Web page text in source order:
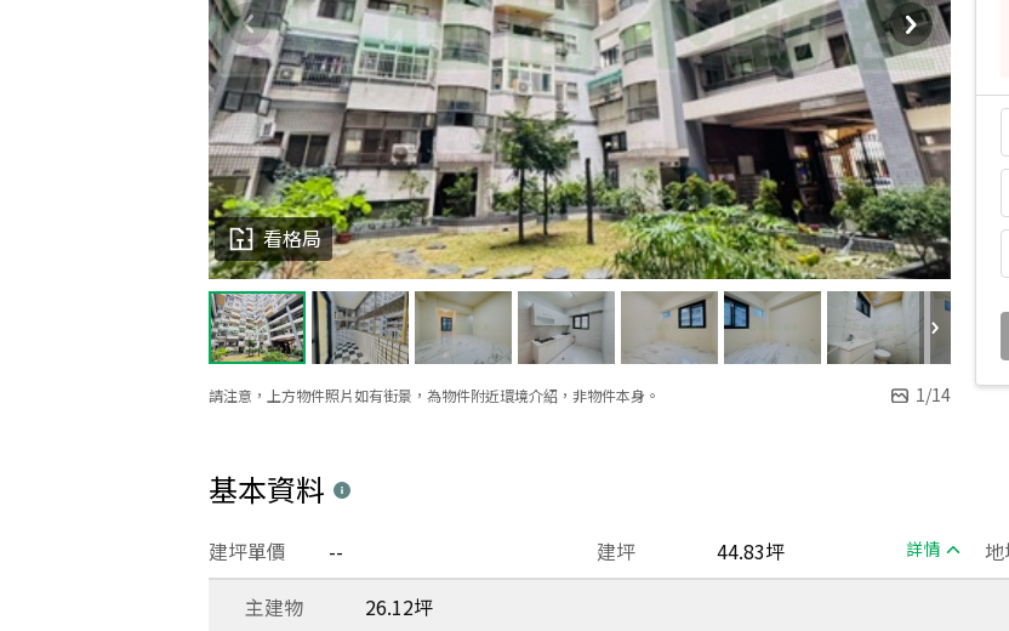
請注意，上方物件照片如有街景，為物件附近環境介紹，非物件本身。 1/14
看格局
基本資料
建坪 44.83坪 詳情
建坪單價 --
主建物
26.12坪